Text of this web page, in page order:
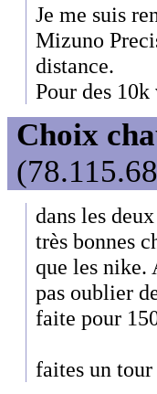
Je me suis
Mizuno
distance.
Pour des
Choix
dans les
très bonnes
que les nike.
pas oublier
faite pour
faites un